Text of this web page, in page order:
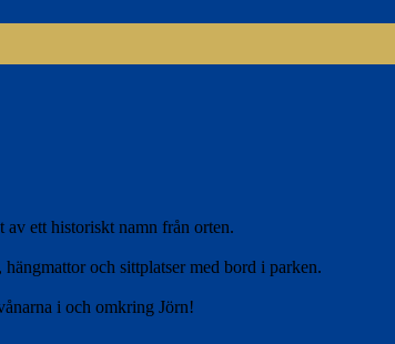
av ett historiskt namn från orten.
och sittplatser med bord i parken.
i och omkring Jörn!